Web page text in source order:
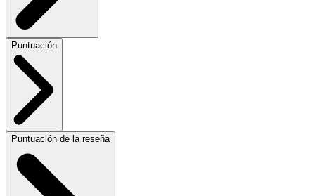
Puntuación
Puntuación de la reseña